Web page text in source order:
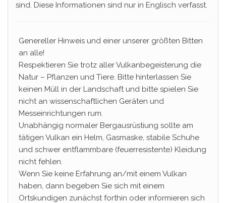
sind. Diese Informationen sind nur in Englisch verfasst.
Genereller Hinweis und einer unserer größten Bitten
an alle!
Respektieren Sie trotz aller Vulkanbegeisterung die
Natur – Pflanzen und Tiere. Bitte hinterlassen Sie
keinen Müll in der Landschaft und bitte spielen Sie
nicht an wissenschaftlichen Geräten und
Messeinrichtungen rum.
Unabhängig normaler Bergausrüstiung sollte am
tätigen Vulkan ein Helm, Gasmaske, stabile Schuhe
und schwer entflammbare (feuerresistente) Kleidung
nicht fehlen.
Wenn Sie keine Erfahrung an/mit einem Vulkan
haben, dann begeben Sie sich mit einem
Ortskundigen zunächst forthin oder informieren sich